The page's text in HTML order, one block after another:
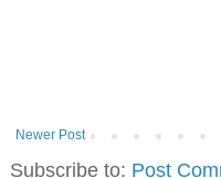
Newer Post
Subscribe to: Post